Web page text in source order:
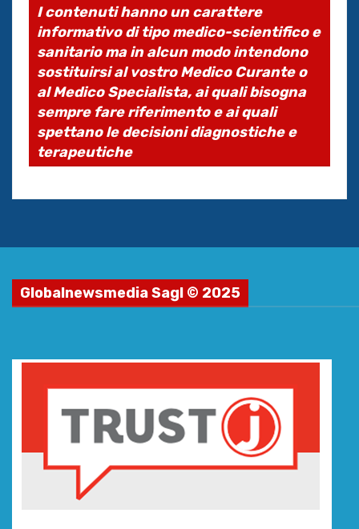
I contenuti hanno un carattere
informativo di tipo medico-scientifico e
sanitario ma in alcun modo intendono
sostituirsi al vostro Medico Curante o
al Medico Specialista, ai quali bisogna
sempre fare riferimento e ai quali
spettano le decisioni diagnostiche e
terapeutiche
Globalnewsmedia Sagl © 2025